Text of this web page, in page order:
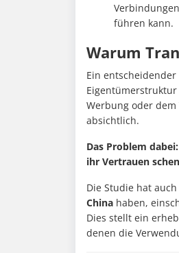
führen kann.
Warum
Ein
Werbung oder
absichtlich.
Das Problem
ihr Vertrauen
Die Studie hat
China haben,
Dies stellt ein
denen die